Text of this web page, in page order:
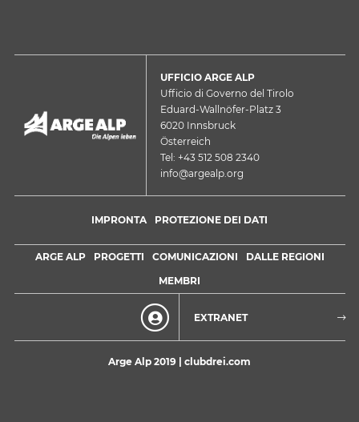
UFFICIO ARGE ALP
Ufficio di Governo del Tirolo
Eduard-Wallnöfer-Platz 3
6020 Innsbruck
Österreich
Tel: +43 512 508 2340
info@argealp.org
IMPRONTA PROTEZIONE DEI DATI
ARGE ALP PROGETTI COMUNICAZIONI
DALLE REGIONI
MEMBRI
EXTRANET
Arge Alp 2019 | clubdrei.com